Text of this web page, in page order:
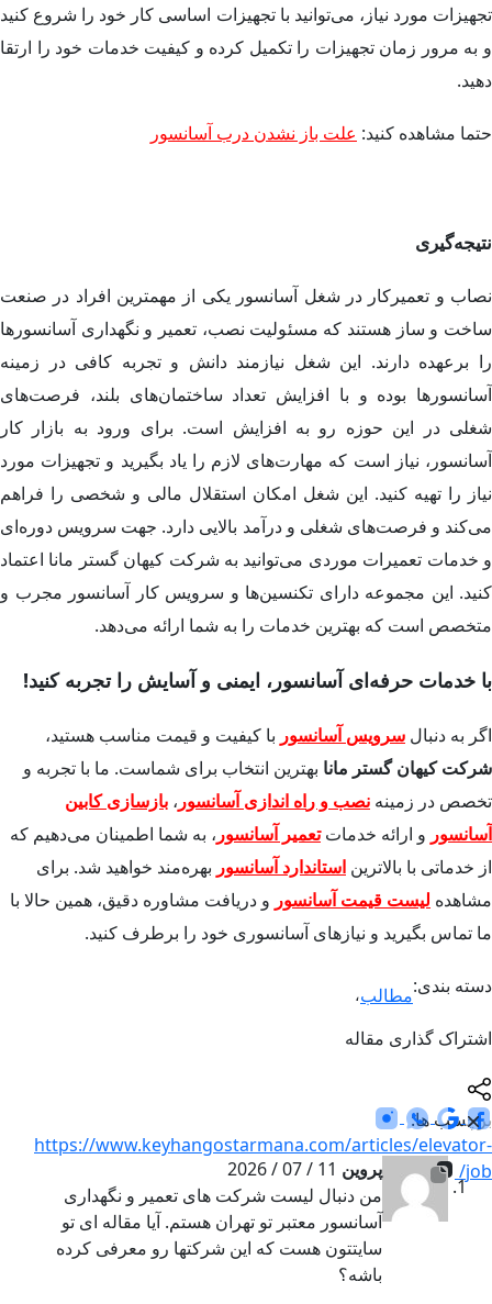
تجهیزات مورد نیاز، می‌توانید با تجهیزات اساسی کار خود را شروع کنید
و به مرور زمان تجهیزات را تکمیل کرده و کیفیت خدمات خود را ارتقا
دهید.
حتما مشاهده کنید: علت باز نشدن درب آسانسور
نتیجه‌گیری
نصاب و تعمیرکار در شغل آسانسور یکی از مهمترین افراد در صنعت
ساخت و ساز هستند که مسئولیت نصب، تعمیر و نگهداری آسانسورها
را برعهده دارند. این شغل نیازمند دانش و تجربه کافی در زمینه
آسانسورها بوده و با افزایش تعداد ساختمان‌های بلند، فرصت‌های
شغلی در این حوزه رو به افزایش است. برای ورود به بازار کار
آسانسور، نیاز است که مهارت‌های لازم را یاد بگیرید و تجهیزات مورد
نیاز را تهیه کنید. این شغل امکان استقلال مالی و شخصی را فراهم
می‌کند و فرصت‌های شغلی و درآمد بالایی دارد. جهت سرویس دوره‌ای
و خدمات تعمیرات موردی می‌توانید به شرکت کیهان گستر مانا اعتماد
کنید. این مجموعه دارای تکنسین‌ها و سرویس کار آسانسور مجرب و
متخصص است که بهترین خدمات را به شما ارائه می‌دهد.
با خدمات حرفه‌ای آسانسور، ایمنی و آسایش را تجربه کنید!
اگر به دنبال سرویسآسانسور با کیفیت و قیمت مناسب هستید،
شرکت کیهان گستر مانا بهترین انتخاب برای شماست. ما با تجربه و
تخصص در زمینه نصب و راه اندازی آسانسور ، بازسازیکابین
آسانسور و ارائه خدماتتعمیر آسانسور ، به شما اطمینان می‌دهیم که
از خدماتی با بالاترین استاندارد آسانسور بهره‌مند خواهید شد. برای
مشاهده لیست قیمت آسانسور و دریافت مشاوره دقیق، همین حالا با
ما تماس بگیرید و نیازهای آسانسوری خود را برطرف کنید.
دسته بندی:مطالب،
اشتراک گذاری مقاله
https://www.keyhangostarmana.com/articles/elevator-
job/
برچسب ها:
پروین 11 / 07 / 2026
من دنبال لیست شرکت های تعمیر و نگهداری
آسانسور معتبر تو تهران هستم. آیا مقاله ای تو
سایتتون هست که این شرکتها رو معرفی کرده
باشه؟